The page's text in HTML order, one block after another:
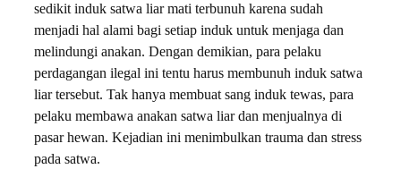
sedikit induk satwa liar mati terbunuh karena sudah
menjadi hal alami bagi setiap induk untuk menjaga dan
melindungi anakan. Dengan demikian, para pelaku
perdagangan ilegal ini tentu harus membunuh induk satwa
liar tersebut. Tak hanya membuat sang induk tewas, para
pelaku membawa anakan satwa liar dan menjualnya di
pasar hewan. Kejadian ini menimbulkan trauma dan stress
pada satwa.